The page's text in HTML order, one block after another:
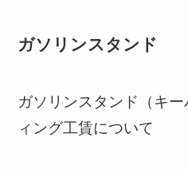
ガソリンスタンド
ガソリンスタンド（キ
ィング工賃について